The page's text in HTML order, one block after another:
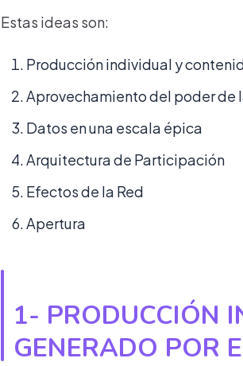
Estas ideas son:
Producción individual y
Aprovechamiento del poder de
Datos en una escala épica
Arquitectura de Participación
Efectos de la Red
Apertura
1- PRODUCCIÓN
GENERADO POR